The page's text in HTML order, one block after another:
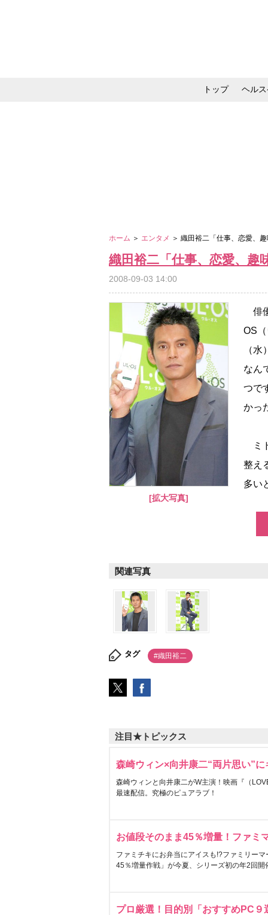
トップ ヘル
ホーム ＞ エンタメ ＞ 織田裕二「仕事、恋愛、
織田裕二「仕事、恋愛、趣
2008-09-03 14:00
[拡大写真]
俳
OS
（
なん
つで
かっ
ミ
整え
多い
関連写真
タグ #織田裕二
注目★トピックス
森崎ウィン×向井康二“両片思い”
森崎ウィンと向井康二がW主演！映画『（
最速配信。究極のピュアラブ！
お値段そのまま45％増量！ファミ
ファミチキにお弁当にアイスも!?ファミリー
45％増量作戦」が今夏、シリーズ初の年2回開
プロ厳選！目的別「おすすめPC９